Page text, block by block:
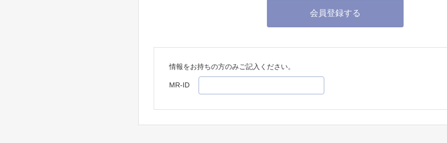
会員登録する
情報をお持ちの方のみご記入ください。
MR-ID